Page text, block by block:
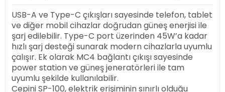
USB-A ve Type-C çıkışları sayesinde telefon, tablet
ve diğer mobil cihazlar doğrudan güneş enerjisi ile
şarj edilebilir. Type-C port üzerinden 45W’a kadar
hızlı şarj desteği sunarak modern cihazlarla uyumlu
çalışır. Ek olarak MC4 bağlantı çıkışı sayesinde
power station ve güneş jeneratörleri ile tam
uyumlu şekilde kullanılabilir.
Cepini SP-100, elektrik erişiminin sınırlı olduğu